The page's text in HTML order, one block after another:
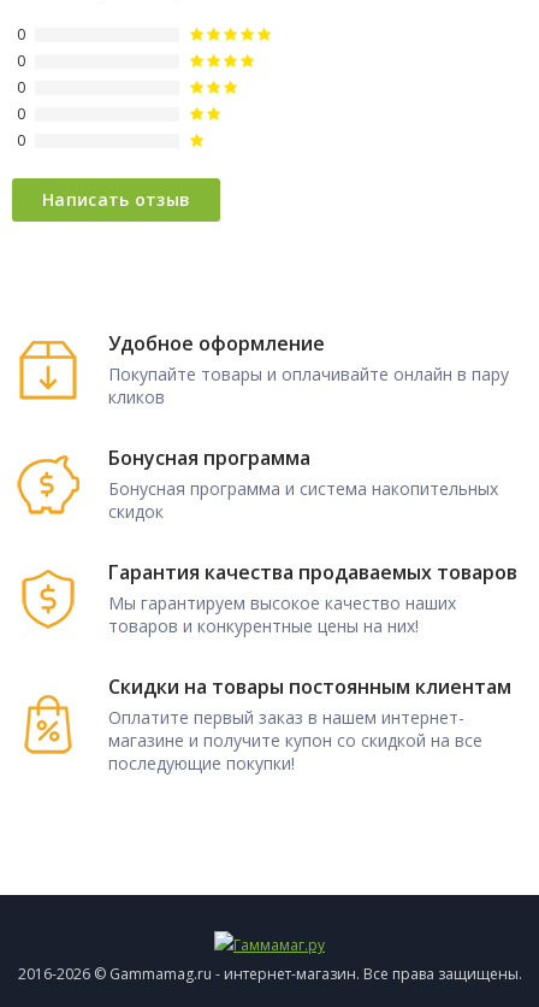
0
0
0
0
0
Удобное оформление
Покупайте товары и оплачивайте онлайн в пару
кликов
Бонусная программа
Бонусная программа и система накопительных
скидок
Гарантия качества продаваемых товаров
Мы гарантируем высокое качество наших
товаров и конкурентные цены на них!
Скидки на товары постоянным клиентам
Оплатите первый заказ в нашем интернет-
магазине и получите купон со скидкой на все
последующие покупки!
2016-2026 © Gammamag.ru - интернет-магазин. Все права защищены.